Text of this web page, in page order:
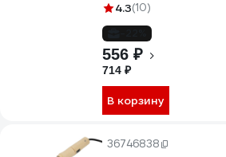
4.3(10)
556 ₽
714 ₽
В корзину
36746838